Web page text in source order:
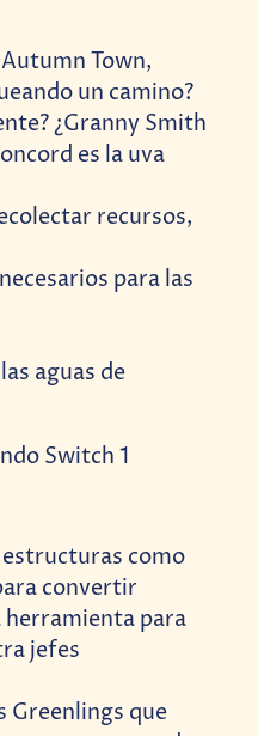
Town,
un camino?
¿Granny Smith
es la uva
recursos,
para las
aguas de
estructuras como
convertir
herramienta para
jefes
Greenlings que